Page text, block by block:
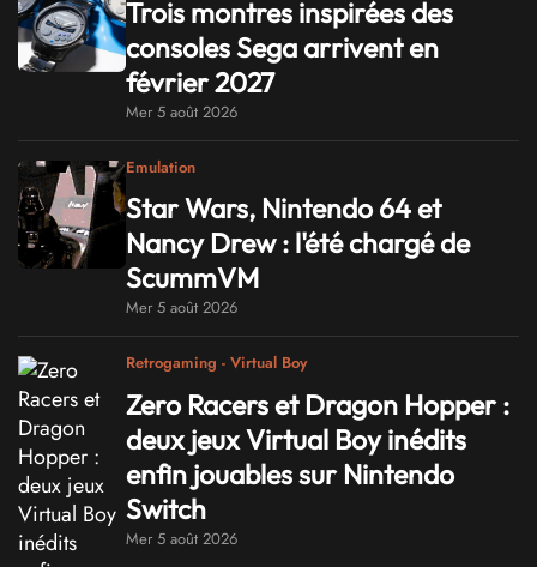
Trois montres inspirées des
consoles Sega arrivent en
février 2027
Mer 5 août 2026
Emulation
Star Wars, Nintendo 64 et
Nancy Drew : l'été chargé de
ScummVM
Mer 5 août 2026
Retrogaming - Virtual Boy
Zero Racers et Dragon Hopper :
deux jeux Virtual Boy inédits
enfin jouables sur Nintendo
Switch
Mer 5 août 2026